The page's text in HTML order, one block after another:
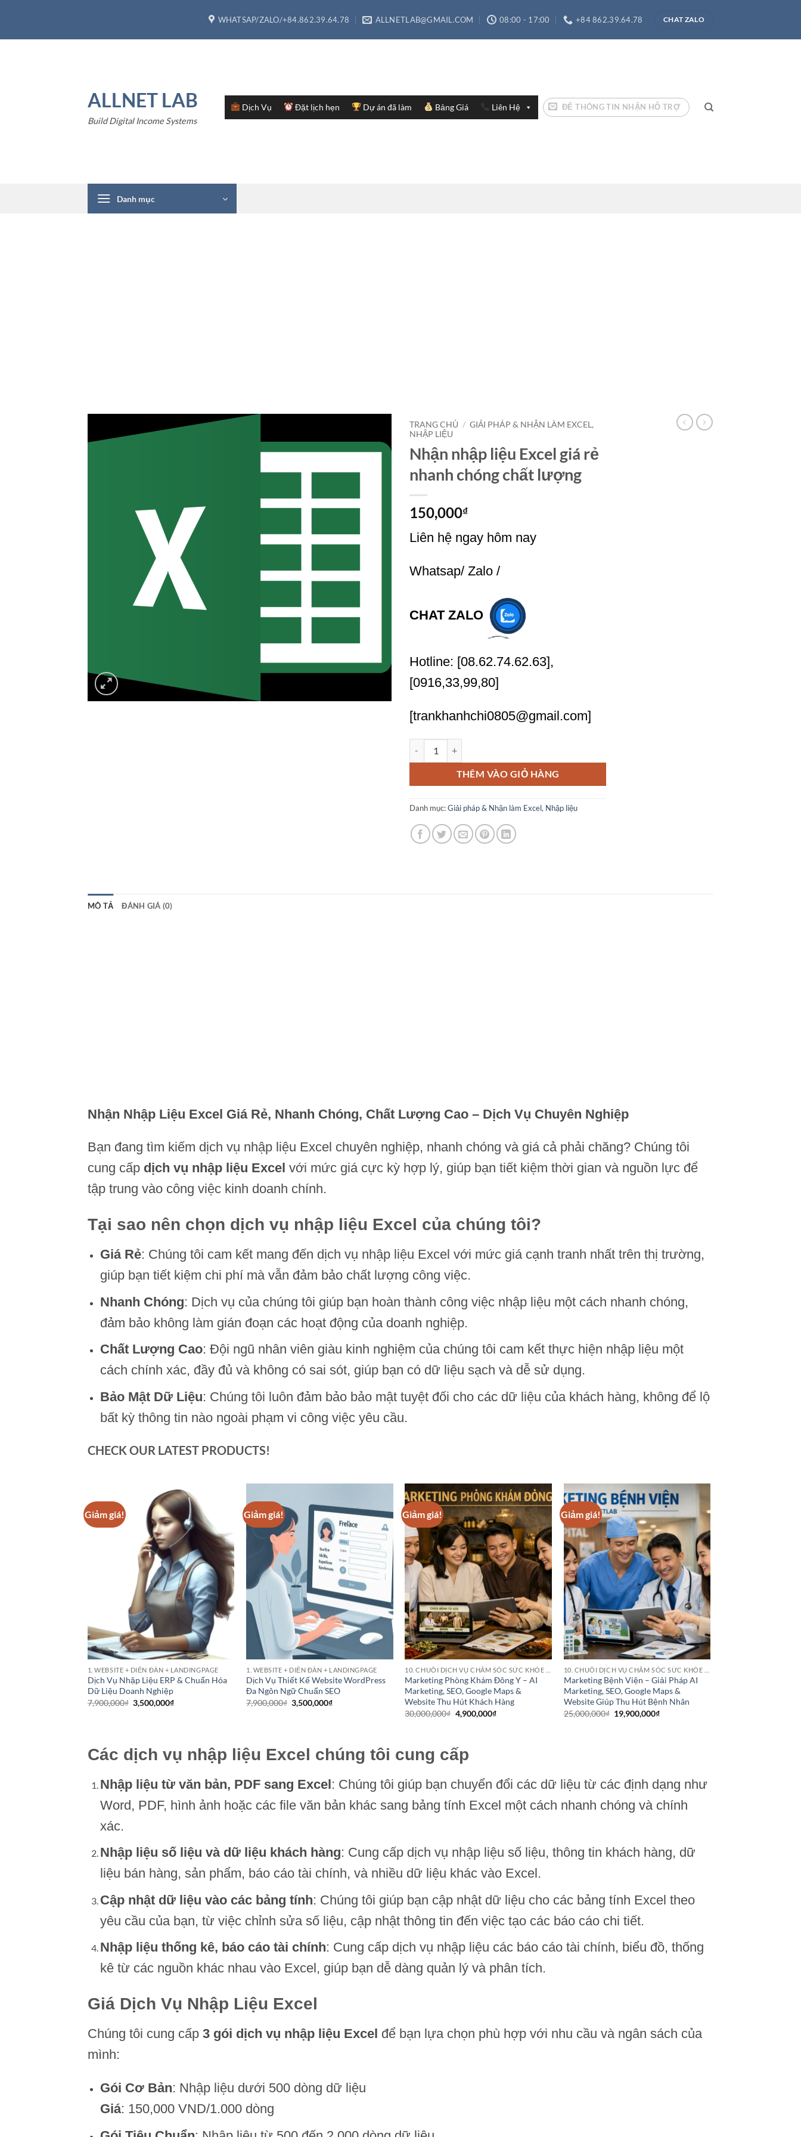
nội
WHATSAP/ZALO/+84.862.39.64.78 ALLNETLAB@GMAIL.COM 08:00 - 17:00 +84 862.39.64.78 CHAT ZALO
ALLNET LAB
Build Digital Income Systems
Dịch Vụ Đặt lịch hẹn Dự án đã làm Bảng Giá Liên Hệ ĐỂ THÔNG TIN NHẬN HỖ TRỢ
Danh mục
TRANG CHỦ / GIẢI PHÁP & NHẬN LÀM EXCEL,
NHẬP LIỆU
Nhận nhập liệu Excel giá rẻ
nhanh chóng chất lượng
150,000₫
Liên hệ ngay hôm nay
Whatsap/ Zalo /
CHAT ZALO
Hotline: [08.62.74.62.63],
[0916,33,99,80]
[trankhanhchi0805@gmail.com]
THÊM VÀO GIỎ HÀNG
Danh mục:Giải pháp & Nhận làm Excel, Nhập liệu
MÔ TẢ ĐÁNH GIÁ (0)
Nhận Nhập Liệu Excel Giá Rẻ, Nhanh Chóng, Chất Lượng Cao – Dịch Vụ Chuyên Nghiệp
Bạn đang tìm kiếm dịch vụ nhập liệu Excel chuyên nghiệp, nhanh chóng và giá cả phải chăng? Chúng tôi
cung cấp dịch vụ nhập liệu Excel với mức giá cực kỳ hợp lý, giúp bạn tiết kiệm thời gian và nguồn lực để
tập trung vào công việc kinh doanh chính.
Tại sao nên chọn dịch vụ nhập liệu Excel của chúng tôi?
Giá Rẻ: Chúng tôi cam kết mang đến dịch vụ nhập liệu Excel với mức giá cạnh tranh nhất trên thị trường,
giúp bạn tiết kiệm chi phí mà vẫn đảm bảo chất lượng công việc.
Nhanh Chóng: Dịch vụ của chúng tôi giúp bạn hoàn thành công việc nhập liệu một cách nhanh chóng,
đảm bảo không làm gián đoạn các hoạt động của doanh nghiệp.
Chất Lượng Cao: Đội ngũ nhân viên giàu kinh nghiệm của chúng tôi cam kết thực hiện nhập liệu một
cách chính xác, đầy đủ và không có sai sót, giúp bạn có dữ liệu sạch và dễ sử dụng.
Bảo Mật Dữ Liệu: Chúng tôi luôn đảm bảo bảo mật tuyệt đối cho các dữ liệu của khách hàng, không để lộ
bất kỳ thông tin nào ngoài phạm vi công việc yêu cầu.
CHECK OUR LATEST PRODUCTS!
Giảm giá!
1. WEBSITE + DIỄN ĐÀN + LANDINGPAGE
Dịch Vụ Nhập Liệu ERP & Chuẩn Hóa
Dữ Liệu Doanh Nghiệp
7,900,000₫ Giá
gốc
3,500,000₫Giá
Giảm giá!
1. WEBSITE + DIỄN ĐÀN + LANDINGPAGE
Dịch Vụ Thiết Kế Website WordPress
Đa Ngôn Ngữ Chuẩn SEO
7,900,000₫ Giá
gốc
3,500,000₫Giá
Giảm giá!
Marketing Phòng Khám Đông Y – AI
Marketing, SEO, Google Maps &
Website Thu Hút Khách Hàng
30,000,000₫ Giá
gốc
4,900,000₫Giá
Giảm giá!
Marketing Bệnh Viện – Giải Pháp AI
Marketing, SEO, Google Maps &
Website Giúp Thu Hút Bệnh Nhân
25,000,000₫ Giá
gốc
19,900,000₫Giá
Các dịch vụ nhập liệu Excel chúng tôi cung cấp
Nhập liệu từ văn bản, PDF sang Excel: Chúng tôi giúp bạn chuyển đổi các dữ liệu từ các định dạng như
Word, PDF, hình ảnh hoặc các file văn bản khác sang bảng tính Excel một cách nhanh chóng và chính
xác.
Nhập liệu số liệu và dữ liệu khách hàng: Cung cấp dịch vụ nhập liệu số liệu, thông tin khách hàng, dữ
liệu bán hàng, sản phẩm, báo cáo tài chính, và nhiều dữ liệu khác vào Excel.
Cập nhật dữ liệu vào các bảng tính: Chúng tôi giúp bạn cập nhật dữ liệu cho các bảng tính Excel theo
yêu cầu của bạn, từ việc chỉnh sửa số liệu, cập nhật thông tin đến việc tạo các báo cáo chi tiết.
Nhập liệu thống kê, báo cáo tài chính: Cung cấp dịch vụ nhập liệu các báo cáo tài chính, biểu đồ, thống
kê từ các nguồn khác nhau vào Excel, giúp bạn dễ dàng quản lý và phân tích.
Giá Dịch Vụ Nhập Liệu Excel
Chúng tôi cung cấp 3 gói dịch vụ nhập liệu Excel để bạn lựa chọn phù hợp với nhu cầu và ngân sách của
mình:
Gói Cơ Bản: Nhập liệu dưới 500 dòng dữ liệu
Giá: 150,000 VND/1.000 dòng